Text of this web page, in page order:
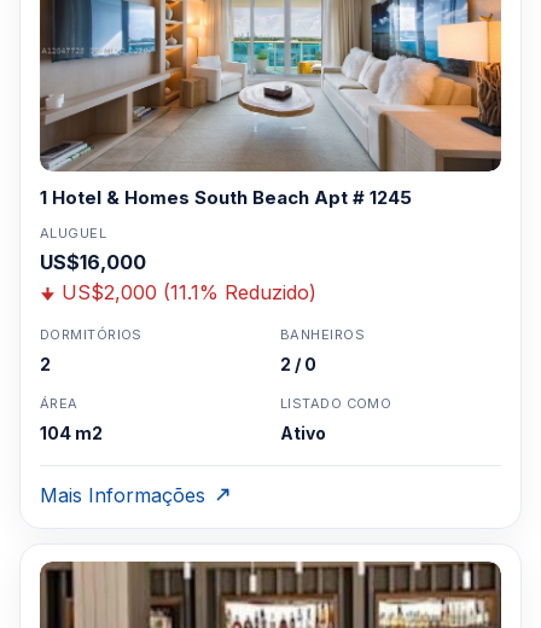
1 Hotel & Homes South Beach Apt # 1245
ALUGUEL
US$16,000
US$2,000 (11.1% Reduzido)
DORMITÓRIOS
2
BANHEIROS
2 / 0
ÁREA
104 m2
LISTADO COMO
Ativo
Mais Informações